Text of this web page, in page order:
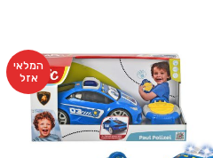
המלאי
אזל